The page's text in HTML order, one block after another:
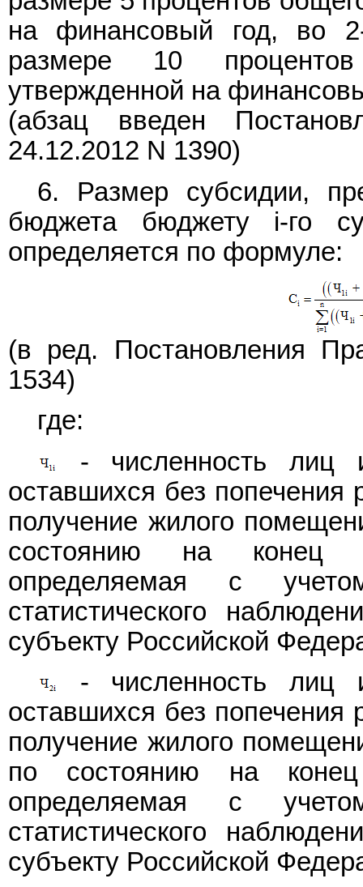
на финансовый год, во
размере 10
утвержденной на
(абзац введен
24.12.2012 N 1390)
6. Размер субсидии,
бюджета бюджету i-го
определяется по формуле:
(в ред. Постановления
1534)
где:
- численность лиц
оставшихся без попечения
получение жилого
состоянию на конец
определяемая с
статистического
субъекту Российской
- численность лиц
оставшихся без попечения
получение жилого
по состоянию на конец
определяемая с
статистического
субъекту Российской